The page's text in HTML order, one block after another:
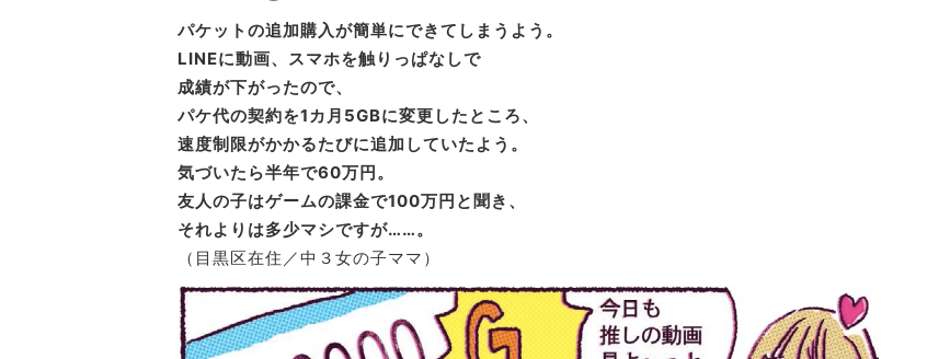
パケットの追加購入が簡単にできてしまうよう。
LINEに動画、スマホを触りっぱなしで
成績が下がったので、
パケ代の契約を1カ月5GBに変更したところ、
速度制限がかかるたびに追加していたよう。
気づいたら半年で60万円。
友人の子はゲームの課金で100万円と聞き、
それよりは多少マシですが……。
（目黒区在住／中３女の子ママ）